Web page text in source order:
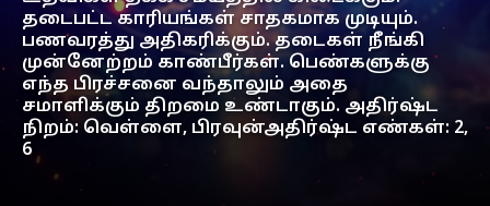
தடைபட்ட காரியங்கள் சாதகமாக முடியும்.
பணவரத்து அதிகரிக்கும். தடைகள் நீங்கி
முன்னேற்றம் காண்பீர்கள். பெண்களுக்கு
எந்த பிரச்சனை வந்தாலும் அதை
சமாளிக்கும் திறமை உண்டாகும். அதிர்ஷ்ட
நிறம்: வெள்ளை, பிரவுன்அதிர்ஷ்ட எண்கள்: 2,
6